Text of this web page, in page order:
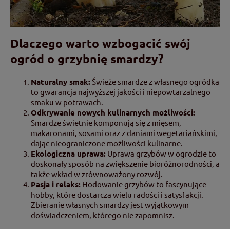
Dlaczego warto wzbogacić swój
ogród o grzybnię smardzy?
Naturalny smak:Świeże smardze z własnego ogródka
to gwarancja najwyższej jakości i niepowtarzalnego
smaku w potrawach.
Odkrywanie nowych kulinarnych możliwości:
Smardze świetnie komponują się z mięsem,
makaronami, sosami oraz z daniami wegetariańskimi,
dając nieograniczone możliwości kulinarne.
Ekologiczna uprawa: Uprawa grzybów w ogrodzie to
doskonały sposób na zwiększenie bioróżnorodności, a
także wkład w zrównoważony rozwój.
Pasja i relaks: Hodowanie grzybów to fascynujące
hobby, które dostarcza wielu radości i satysfakcji.
Zbieranie własnych smardzy jest wyjątkowym
doświadczeniem, którego nie zapomnisz.